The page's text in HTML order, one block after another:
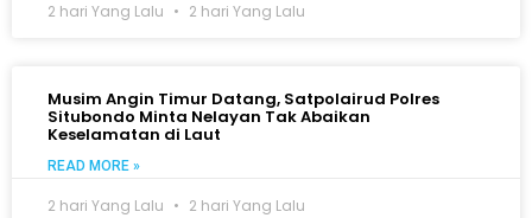
2 hari Yang Lalu 2 hari Yang Lalu
Musim Angin Timur Datang, Satpolairud Polres
Situbondo Minta Nelayan Tak Abaikan
Keselamatan di Laut
READ MORE »
2 hari Yang Lalu 2 hari Yang Lalu